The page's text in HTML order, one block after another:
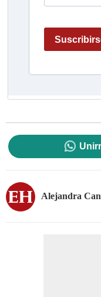
Alejandra